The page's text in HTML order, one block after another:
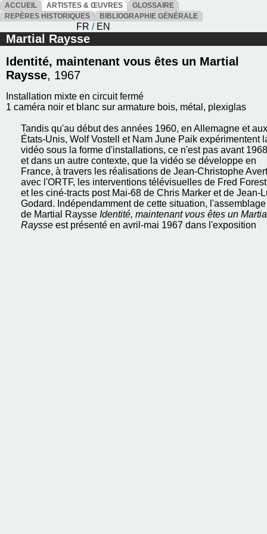
ACCUEIL ARTISTES & ŒUVRES
GLOSSAIRE
REPÈRES HISTORIQUES
BIBLIOGRAPHIE GÉNÉRALE
FR / EN
Martial Raysse